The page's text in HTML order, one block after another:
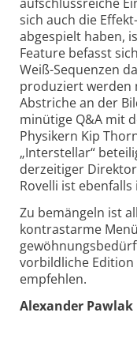
aufschlussreiche
sich auch die
abgespielt haben,
Feature befasst
Weiß-Sequenzen
produziert werden
Abstriche an der
minütige Q&A mit
Physikern Kip
„Interstellar“
derzeitiger
Rovelli ist
Zu bemängeln ist
kontrastarme
vorbildliche Edi­tion
empfehlen.
Alexander Pawlak